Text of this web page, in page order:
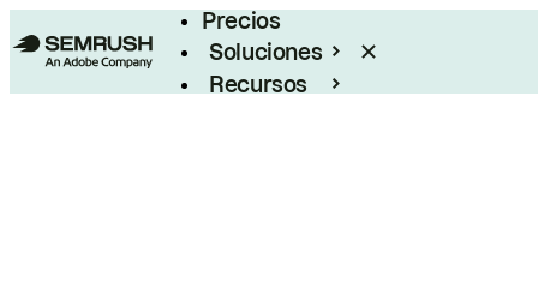
Precios
Soluciones
Recursos